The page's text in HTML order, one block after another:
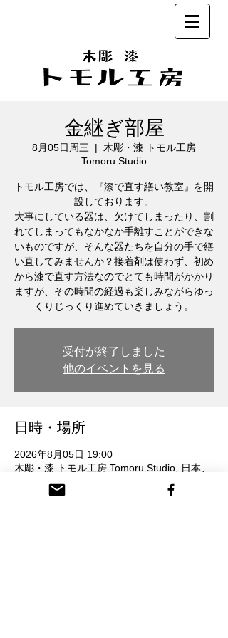
金継ぎ部屋
8月05日周三
  |
木彫・漆 トモル工房
Tomoru Studio
トモル工房では、『漆で直す繕い教室』を開
設しております。
大事にしている器は、欠けてしまったり、割
れてしまってもなかなか手離すことができな
いものですが、そんな器たちを自分の手で繕
い直してみませんか？接着剤は使わず、初め
から漆で直す方法なのでとても時間がかかり
ますが、その時間の経過も楽しみながらゆっ
くりじっくり進めていきましょう。
受付が終了しました
他のイベントを見る
日時・場所
2026年8月05日 19:00
木彫・漆 トモル工房 Tomoru Studio, 日本、
〒932-0217 富山県南砺市本町３丁目 26番